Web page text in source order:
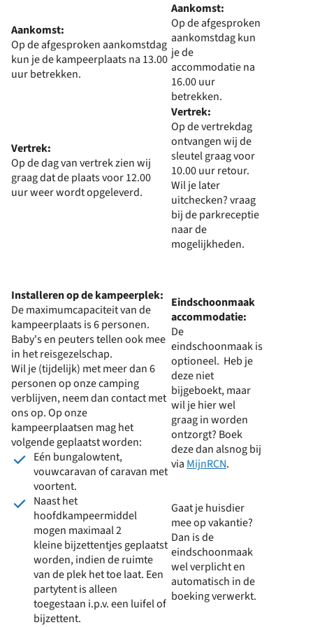
Aankomst:
Op de afgesproken aankomstdag
kun je de kampeerplaats na 13.00
uur betrekken.
Aankomst:
Op de afgesproken
aankomstdag kun
je de
accommodatie na
16.00 uur
betrekken.
Vertrek:
Op de dag van vertrek zien wij
graag dat de plaats voor 12.00
uur weer wordt opgeleverd.
Vertrek:
Op de vertrekdag
ontvangen wij de
sleutel graag voor
10.00 uur retour.
Wil je later
uitchecken? vraag
bij de parkreceptie
naar de
mogelijkheden.
Installeren op de kampeerplek:
De maximumcapaciteit van de
kampeerplaats is 6 personen.
Baby's en peuters tellen ook mee
in het reisgezelschap.
Wil je (tijdelijk) met meer dan 6
personen op onze camping
verblijven, neem dan contact met
ons op. Op onze
kampeerplaatsen mag het
volgende geplaatst worden:
Eén bungalowtent,
vouwcaravan of caravan met
voortent.
Naast het
hoofdkampeermiddel
mogen maximaal 2
kleine bijzettentjes geplaatst
worden, indien de ruimte
van de plek het toe laat. Een
partytent is alleen
toegestaan i.p.v. een luifel of
bijzettent.
Eindschoonmaak
accommodatie:
De
eindschoonmaak is
optioneel. Heb je
deze niet
bijgeboekt, maar
wil je hier wel
graag in worden
ontzorgt? Boek
deze dan alsnog bij
via MijnRCN.
Gaat je huisdier
mee op vakantie?
Dan is de
eindschoonmaak
wel verplicht en
automatisch in de
boeking verwerkt.